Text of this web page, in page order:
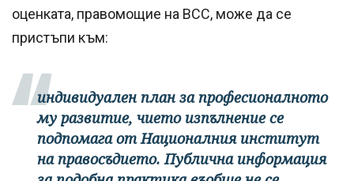
оценката, правомощие на ВСС, може да се
пристъпи към:
индивидуален план за професионалното
му развитие, чието изпълнение се
подпомага от Националния институт
на правосъдието. Публична информация